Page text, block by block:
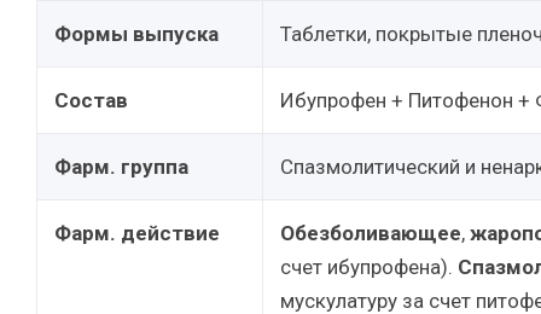
Формы выпуска Таблетки, покрытые
Состав Ибупрофен + Питофенон +
Фарм. группа Спазмолитический и
Фарм. действие Обезболивающее,
счет ибупрофена).
мускулатуру за счет